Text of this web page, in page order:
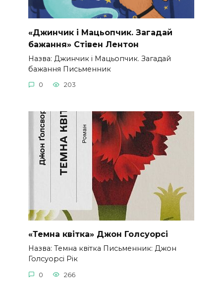
«Джинчик і Мацьопчик. Загадай
бажання» Стівен Лентон
Назва: Джинчик і Мацьопчик. Загадай
бажання Письменник
0 203
«Темна квітка» Джон Голсуорсі
Назва: Темна квітка Письменник: Джон
Голсуорсі Рік
0 266